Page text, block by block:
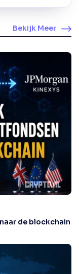
Bekijk Meer
de blockchain